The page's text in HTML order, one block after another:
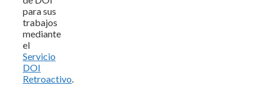
para sus
trabajos
mediante
el
Servicio
DOI
Retroactivo.